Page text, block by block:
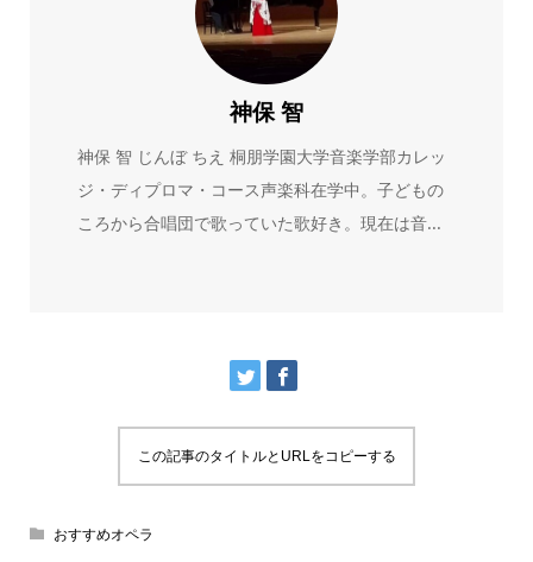
神保 智
神保 智 じんぼ ちえ 桐朋学園大学音楽学部カレッ
ジ・ディプロマ・コース声楽科在学中。子どもの
ころから合唱団で歌っていた歌好き。現在は音...
この記事のタイトルとURLをコピーする
おすすめオペラ